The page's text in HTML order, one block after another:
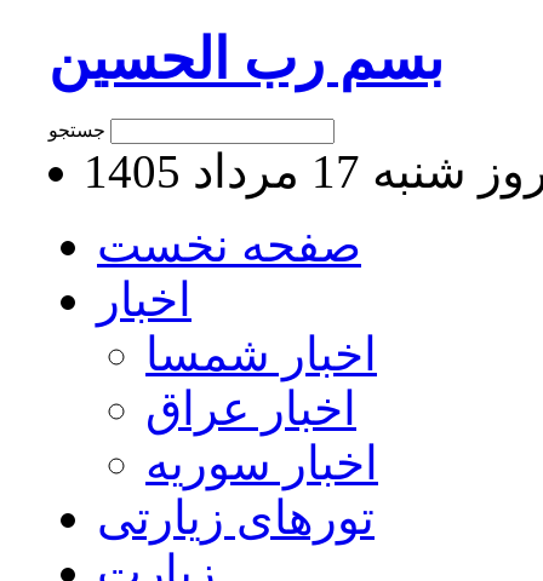
بسم رب الحسین
17 مرداد 1405
صفحه نخست
اخبار
اخبار شمسا
اخبار عراق
اخبار سوریه
تورهای زیارتی